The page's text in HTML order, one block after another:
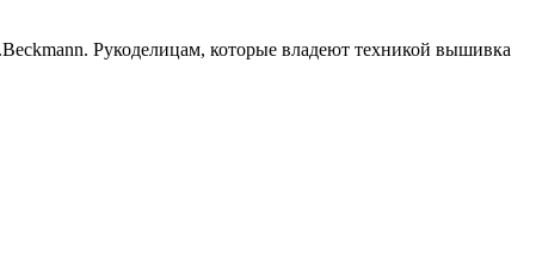
Рукоделицам, которые владеют техникой вышивка